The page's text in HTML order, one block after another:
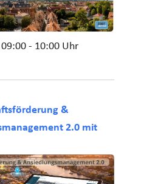
- 10:00 Uhr
&
2.0 mit